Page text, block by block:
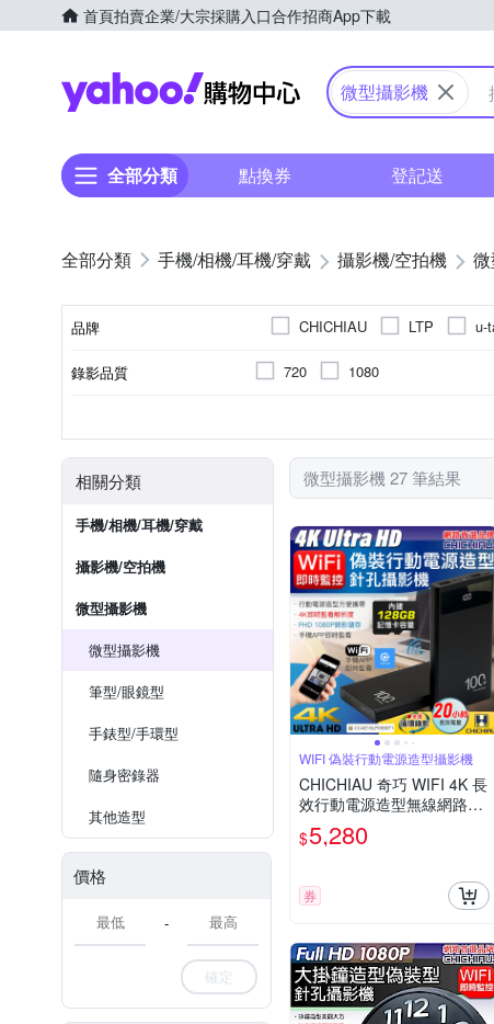
首頁拍賣企業/大宗採購入口合作招商App下載
Yahoo購物中心
微型攝影機
全部分類 點換券 登記送
手機/相機/耳機/穿戴 攝影機/空拍機
品牌 CHICHIAU LTP u-
錄影品質 720 1080
相關分類
手機/相機/耳機/穿戴
攝影機/空拍機
微型攝影機
微型攝影機
筆型/眼鏡型
手錶型/手環型
隨身密錄器
其他造型
價格
-
確定
微型攝影機 27 筆結果
WIFI 偽裝行動電源造型攝影機
CHICHIAU 奇巧 WIFI 4K 長
效行動電源造型無線網路夜
視微型針孔攝影機(128G) S
100 影音記錄器
$5,280
券